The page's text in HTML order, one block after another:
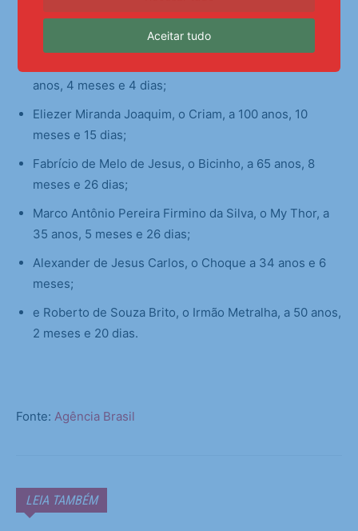
Arnaldo da Silva Dias, conhecido como Naldinho
condenado a 81 anos, 4 meses e 20 dias;
anos, 4 meses e 4 dias;
Eliezer Miranda Joaquim, o Criam, a 100 anos, 10
meses e 15 dias;
Fabrício de Melo de Jesus, o Bicinho, a 65 anos, 8
meses e 26 dias;
Marco Antônio Pereira Firmino da Silva, o My Thor, a
35 anos, 5 meses e 26 dias;
Alexander de Jesus Carlos, o Choque a 34 anos e 6
meses;
e Roberto de Souza Brito, o Irmão Metralha, a 50 anos,
2 meses e 20 dias.
Fonte: Agência Brasil
LEIA TAMBÉM
Aceitar tudo